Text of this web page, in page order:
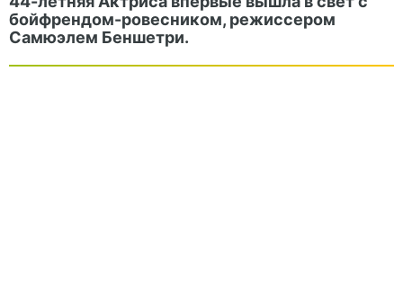
бойфрендом-ровесником, режиссером
Самюэлем Беншетри.